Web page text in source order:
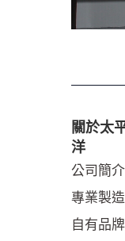
關於太
洋
公司簡介
專業製造
自有品牌